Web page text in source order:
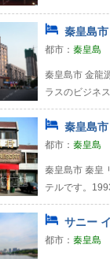
秦皇島
都市： 秦皇島
秦皇島市 金龍
ラスのビジネ
秦皇島
都市： 秦皇島
秦皇島市 秦皇
テルです。
サニー
都市： 秦皇島